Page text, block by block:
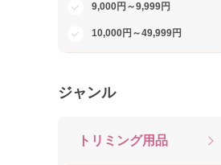
9,000円～9,999円
10,000円～49,999円
ジャンル
トリミング用品